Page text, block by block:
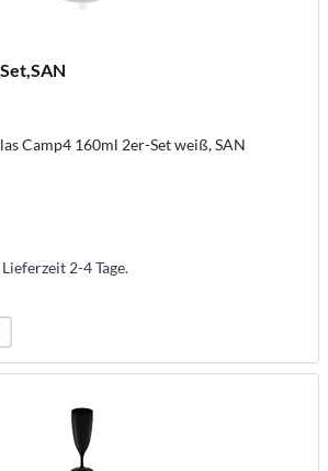
Camp4 160ml 2er-Set weiß, SAN
2-4 Tage.